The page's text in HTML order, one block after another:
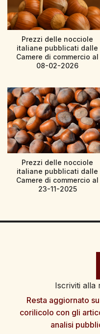
Prezzi delle nocciole
italiane pubblicati dalle
Camere di commercio al
08-02-2026
Prezzi delle nocciole
italiane pubblicati dalle
Camere di commercio al
23-11-2025
Iscriviti alla
Resta aggiornato
corilicolo con gli
analisi